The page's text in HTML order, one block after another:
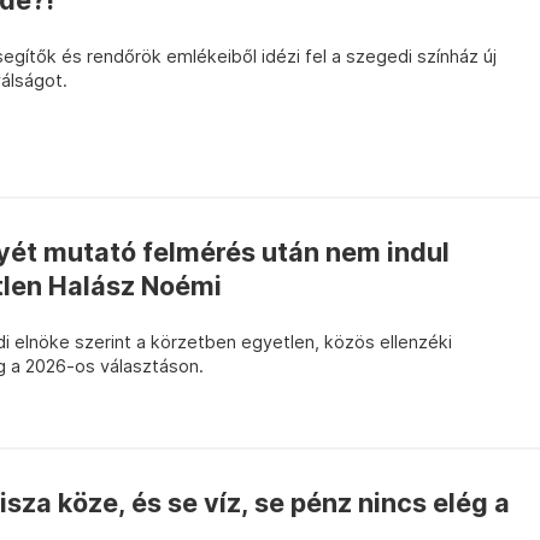
és rendőrök emlékeiből idézi fel a szegedi színház új
mutató felmérés után nem indul
Halász Noémi
elnöke szerint a körzetben egyetlen, közös ellenzéki
a 2026-os választáson.
köze, és se víz, se pénz nincs elég a